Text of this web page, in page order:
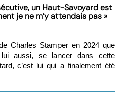
un Haut-Savoyard est
je ne m’y attendais pas »
Charles Stamper en 2024 que
aussi, se lancer dans cette
c’est lui qui a finalement été